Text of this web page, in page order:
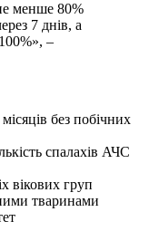
менше 80%
7 днів, а
–
без побічних
спалахів АЧС
вікових груп
тваринами